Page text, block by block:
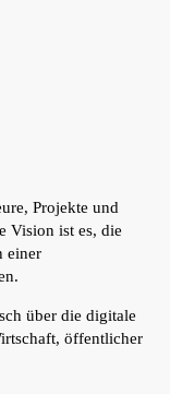
Projekte und
Vision ist es, die
einer
über die digitale
öffentlicher